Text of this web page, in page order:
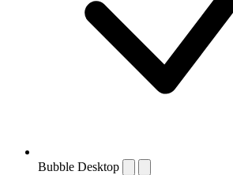
Bubble Desktop